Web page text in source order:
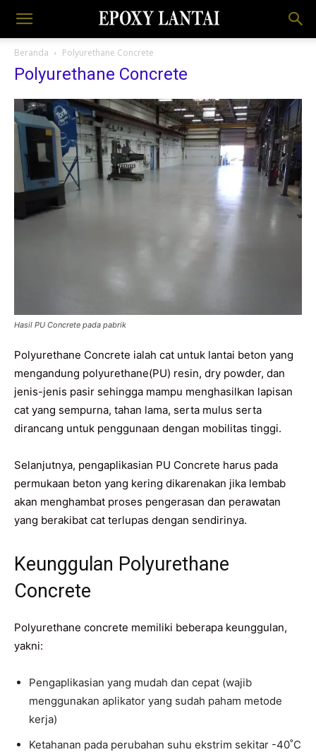
Beranda Polyurethane Concrete
Polyurethane Concrete
Hasil PU Concrete pada pabrik
Polyurethane Concrete ialah cat untuk lantai beton yang
mengandung polyurethane(PU) resin, dry powder, dan
jenis-jenis pasir sehingga mampu menghasilkan lapisan
cat yang sempurna, tahan lama, serta mulus serta
dirancang untuk penggunaan dengan mobilitas tinggi.
Selanjutnya, pengaplikasian PU Concrete harus pada
permukaan beton yang kering dikarenakan jika lembab
akan menghambat proses pengerasan dan perawatan
yang berakibat cat terlupas dengan sendirinya.
Keunggulan Polyurethane
Concrete
Polyurethane concrete memiliki beberapa keunggulan,
yakni:
Pengaplikasian yang mudah dan cepat (wajib
menggunakan aplikator yang sudah paham metode
kerja)
Ketahanan pada perubahan suhu ekstrim sekitar -40˚C